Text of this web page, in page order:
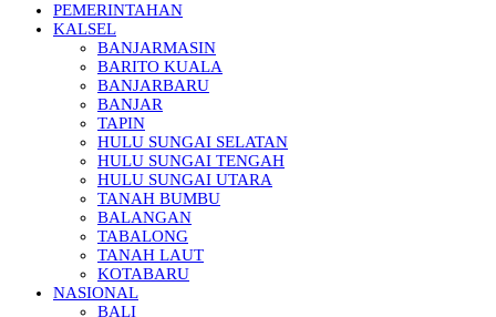
PEMERINTAHAN
KALSEL
BANJARMASIN
BARITO KUALA
BANJARBARU
BANJAR
TAPIN
HULU SUNGAI SELATAN
HULU SUNGAI TENGAH
HULU SUNGAI UTARA
TANAH BUMBU
BALANGAN
TABALONG
TANAH LAUT
KOTABARU
NASIONAL
BALI